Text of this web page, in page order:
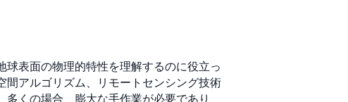
表面の物理的特性を理解するのに役立っ
間アルゴリズム、リモートセンシング技術
くの場合、膨大な手作業が必要であり、